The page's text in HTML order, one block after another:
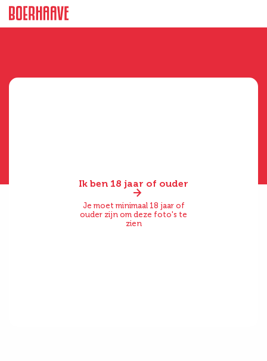
Ik ben 18 jaar of ouder
Je moet minimaal 18 jaar of
ouder zijn om deze foto's te
zien